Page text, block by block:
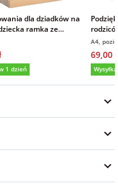
dla dziadków na
ramka ze
szkle 21x30 cm
1 dzień
zdjęcie
A4,
69,00